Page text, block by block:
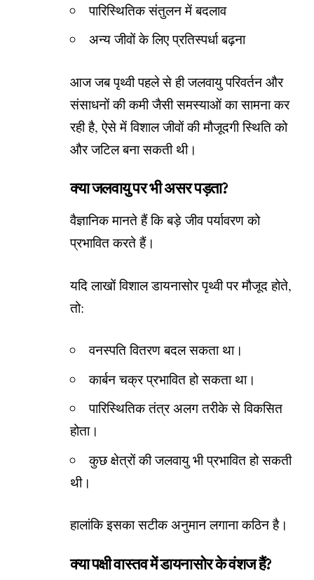
पारिस्थितिक संतुलन में बदलाव
अन्य जीवों के लिए प्रतिस्पर्धा बढ़ना
आज जब पृथ्वी पहले से ही जलवायु परिवर्तन और
संसाधनों की कमी जैसी समस्याओं का सामना कर
रही है, ऐसे में विशाल जीवों की मौजूदगी स्थिति को
और जटिल बना सकती थी।
क्या जलवायु पर भी असर पड़ता?
वैज्ञानिक मानते हैं कि बड़े जीव पर्यावरण को
प्रभावित करते हैं।
यदि लाखों विशाल डायनासोर पृथ्वी पर मौजूद होते,
तो:
वनस्पति वितरण बदल सकता था।
कार्बन चक्र प्रभावित हो सकता था।
पारिस्थितिक तंत्र अलग तरीके से विकसित
होता।
कुछ क्षेत्रों की जलवायु भी प्रभावित हो सकती
थी।
हालांकि इसका सटीक अनुमान लगाना कठिन है।
क्या पक्षी वास्तव में डायनासोर के वंशज हैं?